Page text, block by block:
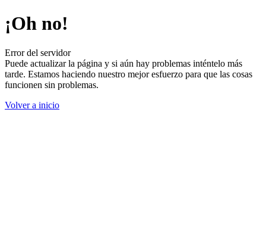
¡Oh no!
Error del servidor
Puede actualizar la página y si aún hay problemas inténtelo más
tarde. Estamos haciendo nuestro mejor esfuerzo para que las cosas
funcionen sin problemas.
Volver a inicio